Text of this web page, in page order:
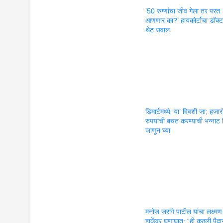
’50 रुग्णांचा जीव गेला तर परत
आणणार का?’ हायकोर्टाचा
थेट सवाल
डिमार्टमध्ये ‘या’ दिवशी जा;
रुपयांची बचत करण्याची भन्नाट
जाणून घ्या
मनोज जरांगे पाटील यांचा लक्ष्मण
हाकेंवर घणाघात; “ही कुठली